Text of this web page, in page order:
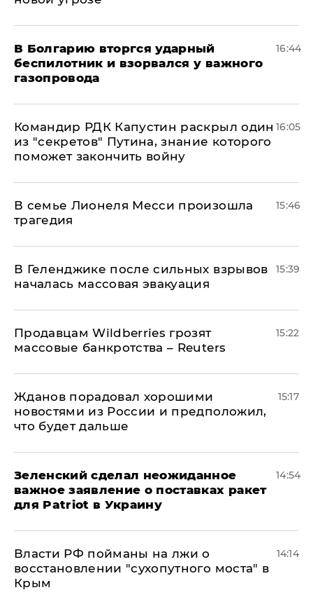
В Болгарию вторгся ударный
беспилотник и взорвался у важного
газопровода
16:44
Командир РДК Капустин раскрыл один
из "секретов" Путина, знание которого
поможет закончить войну
16:05
В семье Лионеля Месси произошла
трагедия
15:46
В Геленджике после сильных взрывов
началась массовая эвакуация
15:39
Продавцам Wildberries грозят
массовые банкротства – Reuters
15:22
Жданов порадовал хорошими
новостями из России и предположил,
что будет дальше
15:17
Зеленский сделал неожиданное
важное заявление о поставках ракет
для Patriot в Украину
14:54
Власти РФ пойманы на лжи о
восстановлении "сухопутного моста" в
Крым
14:14